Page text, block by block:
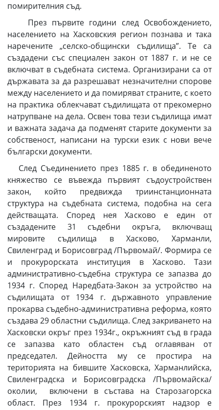
помирителния съд.
През първите години след Освобождението,
населението на Хасковския регион познава и така
наречените „селско-общински съдилища”. Те са
създадени със специален закон от 1887 г. и не се
включват в съдебната система. Организирани са от
държавата за да разрешават незначителни спорове
между населението и да помиряват страните, с което
на практика облекчават съдилищата от прекомерно
натрупване на дела. Освен това тези съдилища имат
и важната задача да подменят старите документи за
собственост, написани на турски език с нови вече
български документи.
След Съединението през 1885 г. в обединеното
княжество се въвежда първият съдоустройствен
закон, който предвижда триинстанционната
структура на съдебната система, подобна на сега
действащата. Според нея Хасково е един от
създадените 31 съдебни окръга, включващ
мировите съдилища в Хасково, Харманли,
Свиленград и Борисовград /Първомай/. Формира се
и прокурорската институция в Хасково. Тази
административно-съдебна структура се запазва до
1934 г. Според Наредбата-Закон за устройство на
съдилищата от 1934 г. държавното управление
прокарва съдебно-административна реформа, която
създава 29 областни съдилища. След закриването на
Хасковски окръг през 1934г., окръжният съд в града
се запазва като областен съд оглавяван от
председател. Дейността му се простира на
територията на бившите Хасковска, Харманлийска,
Свиленградска и Борисовградска /Първомайска/
околии, включени в състава на Старозагорска
област. През 1934 г. прокурорският надзор е